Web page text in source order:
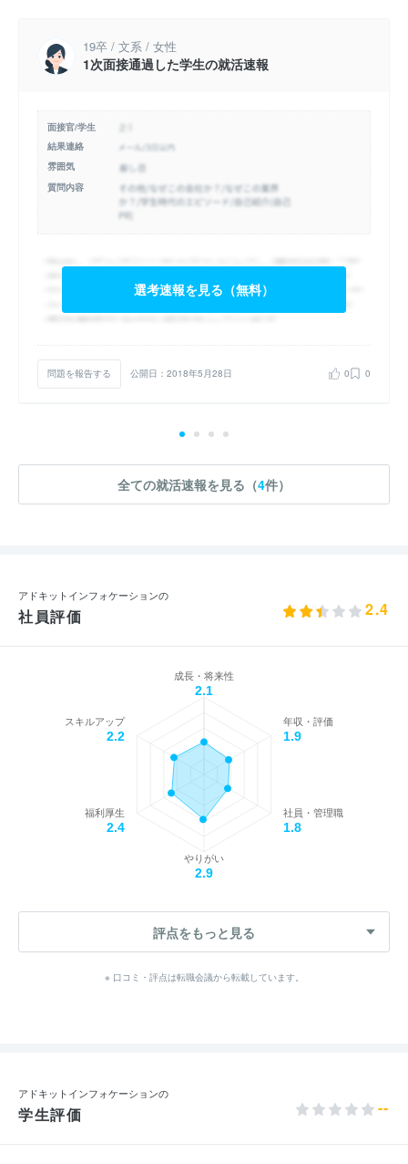
19卒 / 文系 / 女性
1次面接通過した学生の就活速報
面接官/学生
結果連絡
雰囲気
質問内容
選考速報を見る（無料）
問題を報告する 公開日：2018年5月28日 0 0
全ての就活速報を見る（4件）
アドキットインフォケーションの
社員評価 2.4
成長・将来性
2.1
年収・評価
1.9
社員・管理職
1.8
やりがい
2.9
福利厚生
2.4
スキルアップ
2.2
評点をもっと見る
※ 口コミ・評点は転職会議から転載しています。
アドキットインフォケーションの
学生評価 --